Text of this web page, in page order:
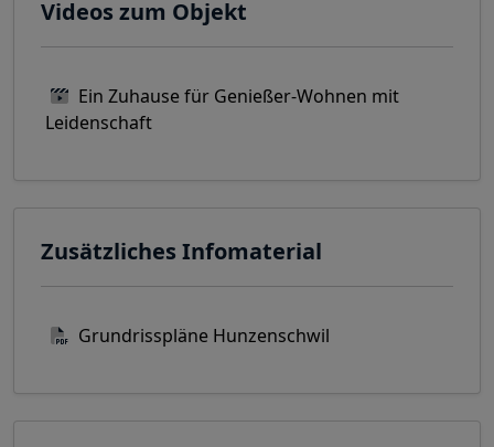
Videos zum Objekt
Ein Zuhause für Genießer-Wohnen mit
Leidenschaft
Zusätzliches Infomaterial
Grundrisspläne Hunzenschwil